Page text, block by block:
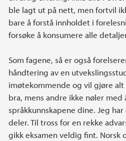
ble lagt ut på nett, men fortvil
bare å forstå innholdet i
forsøke å konsumere alle
Som fagene, så er også
håndtering av en
imøtekommende og vil gjøre
bra, mens andre ikke nøler med
språkkunnskapene dine. Jeg
deler. Til tross for en rekke
gikk eksamen veldig fint. Norsk